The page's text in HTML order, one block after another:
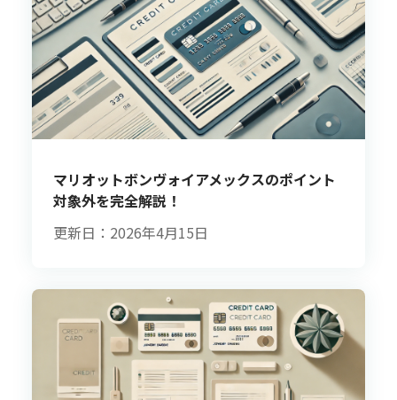
マリオットボンヴォイアメックスのポイント
対象外を完全解説！
更新日：2026年4月15日